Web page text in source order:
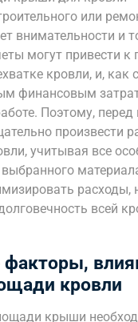
или
внимательности и
могут привести к
кровли, и, как
финансовым
Поэтому, перед
произвести
учитывая все
расходы,
всей
факторы,
кровли
крыши